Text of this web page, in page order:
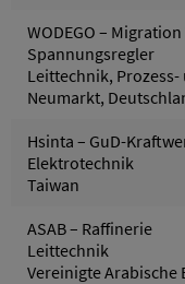
WODEGO –
Spannungsregler
Leittechnik,
Neumarkt,
Hsinta – GuD-
Elektrotechnik
Taiwan
ASAB – Raffinerie
Leittechnik
Vereinigte Arabische